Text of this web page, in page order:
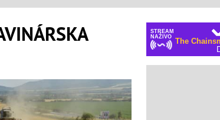
STREAM
NAŽIVO